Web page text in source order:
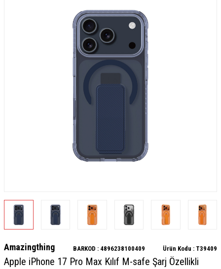
Amazingthing BARKOD : 4896238100409 Ürün Kodu : T39409
Apple iPhone 17 Pro Max Kılıf M-safe Şarj Özellikli